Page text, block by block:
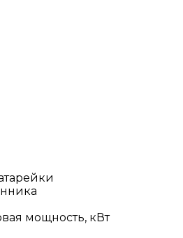
мощность, кВт